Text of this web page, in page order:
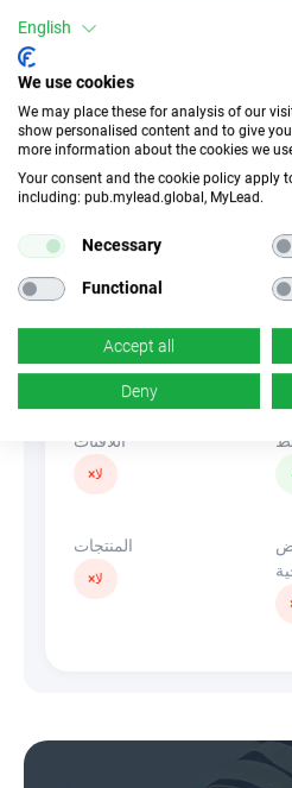
السمات
الأجهزة
الأجهزة المحمولة
جهاز لوحي
نوع الحركة
معدل التحويل
لا توجد بيانات
اللافتات
×لا
المنتجات
×لا
English
We use cookies
We may place these for analysis of our
show personalised content and to give
more information about the cookies we
Your consent and the cookie policy apply
including: pub.mylead.global, MyLead.
Necessary
Functional
Accept all
Deny